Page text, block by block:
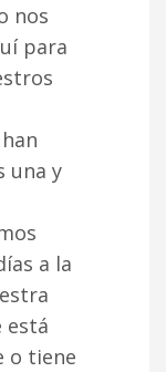
nos
para
una y
a la
está
o tiene